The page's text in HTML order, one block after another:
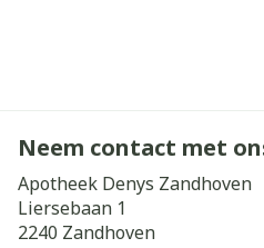
Neem contact met
Apotheek Denys Zandhoven
Liersebaan 1
2240 Zandhoven